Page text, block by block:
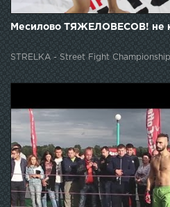
Месилово ТЯЖЕЛОВЕСОВ! не
STRELKA - Street Fight Championship